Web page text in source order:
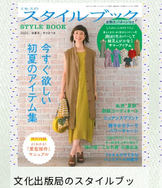
文化出版局のスタイルブッ